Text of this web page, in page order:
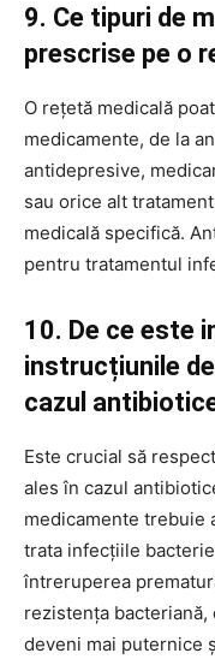
9. Ce tipuri de
prescrise pe o
O rețetă medicală
medicamente, de la
antidepresive,
sau orice alt
medicală specifică.
pentru tratamentul
10. De ce este
instrucțiunile
cazul
Este crucial să
ales în cazul
medicamente trebuie
trata infecțiile
întreruperea
rezistența
deveni mai puternice